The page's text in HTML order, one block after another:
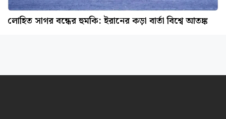
লোহিত সাগর বন্ধের হুমকি: ইরানের কড়া বার্তা বিশ্বে আতঙ্ক